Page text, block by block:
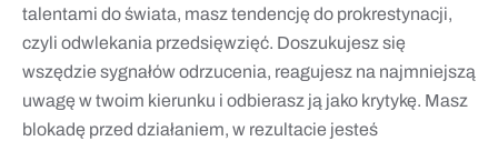
talentami do świata, masz tendencję do prokrestynacji,
czyli odwlekania przedsięwzięć. Doszukujesz się
wszędzie sygnałów odrzucenia, reagujesz na najmniejszą
uwagę w twoim kierunku i odbierasz ją jako krytykę. Masz
blokadę przed działaniem, w rezultacie jesteś